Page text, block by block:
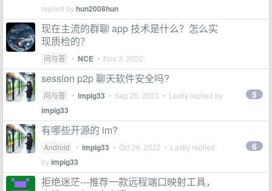
replied byhun2008hun
现在主流的群聊 app 技术是什么？怎么实
现质检的？
问与答 • NCE • Nov 3, 2022
session p2p 聊天软件安全吗?
问与答 • impig33 • Sep 25, 2023 • Lastly replied by
impig33
5
有哪些开源的 im?
Android • impig33 • Oct 26, 2022 • Lastly replied
byimpig33
6
拒绝迷茫---推荐一款远程端口映射工具，